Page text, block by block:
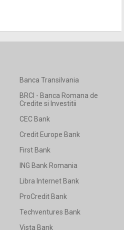
Banca Transilvania
BRCI - Banca Romana de
Credite si Investitii
CEC Bank
Credit Europe Bank
First Bank
ING Bank Romania
Libra Internet Bank
ProCredit Bank
Techventures Bank
Vista Bank